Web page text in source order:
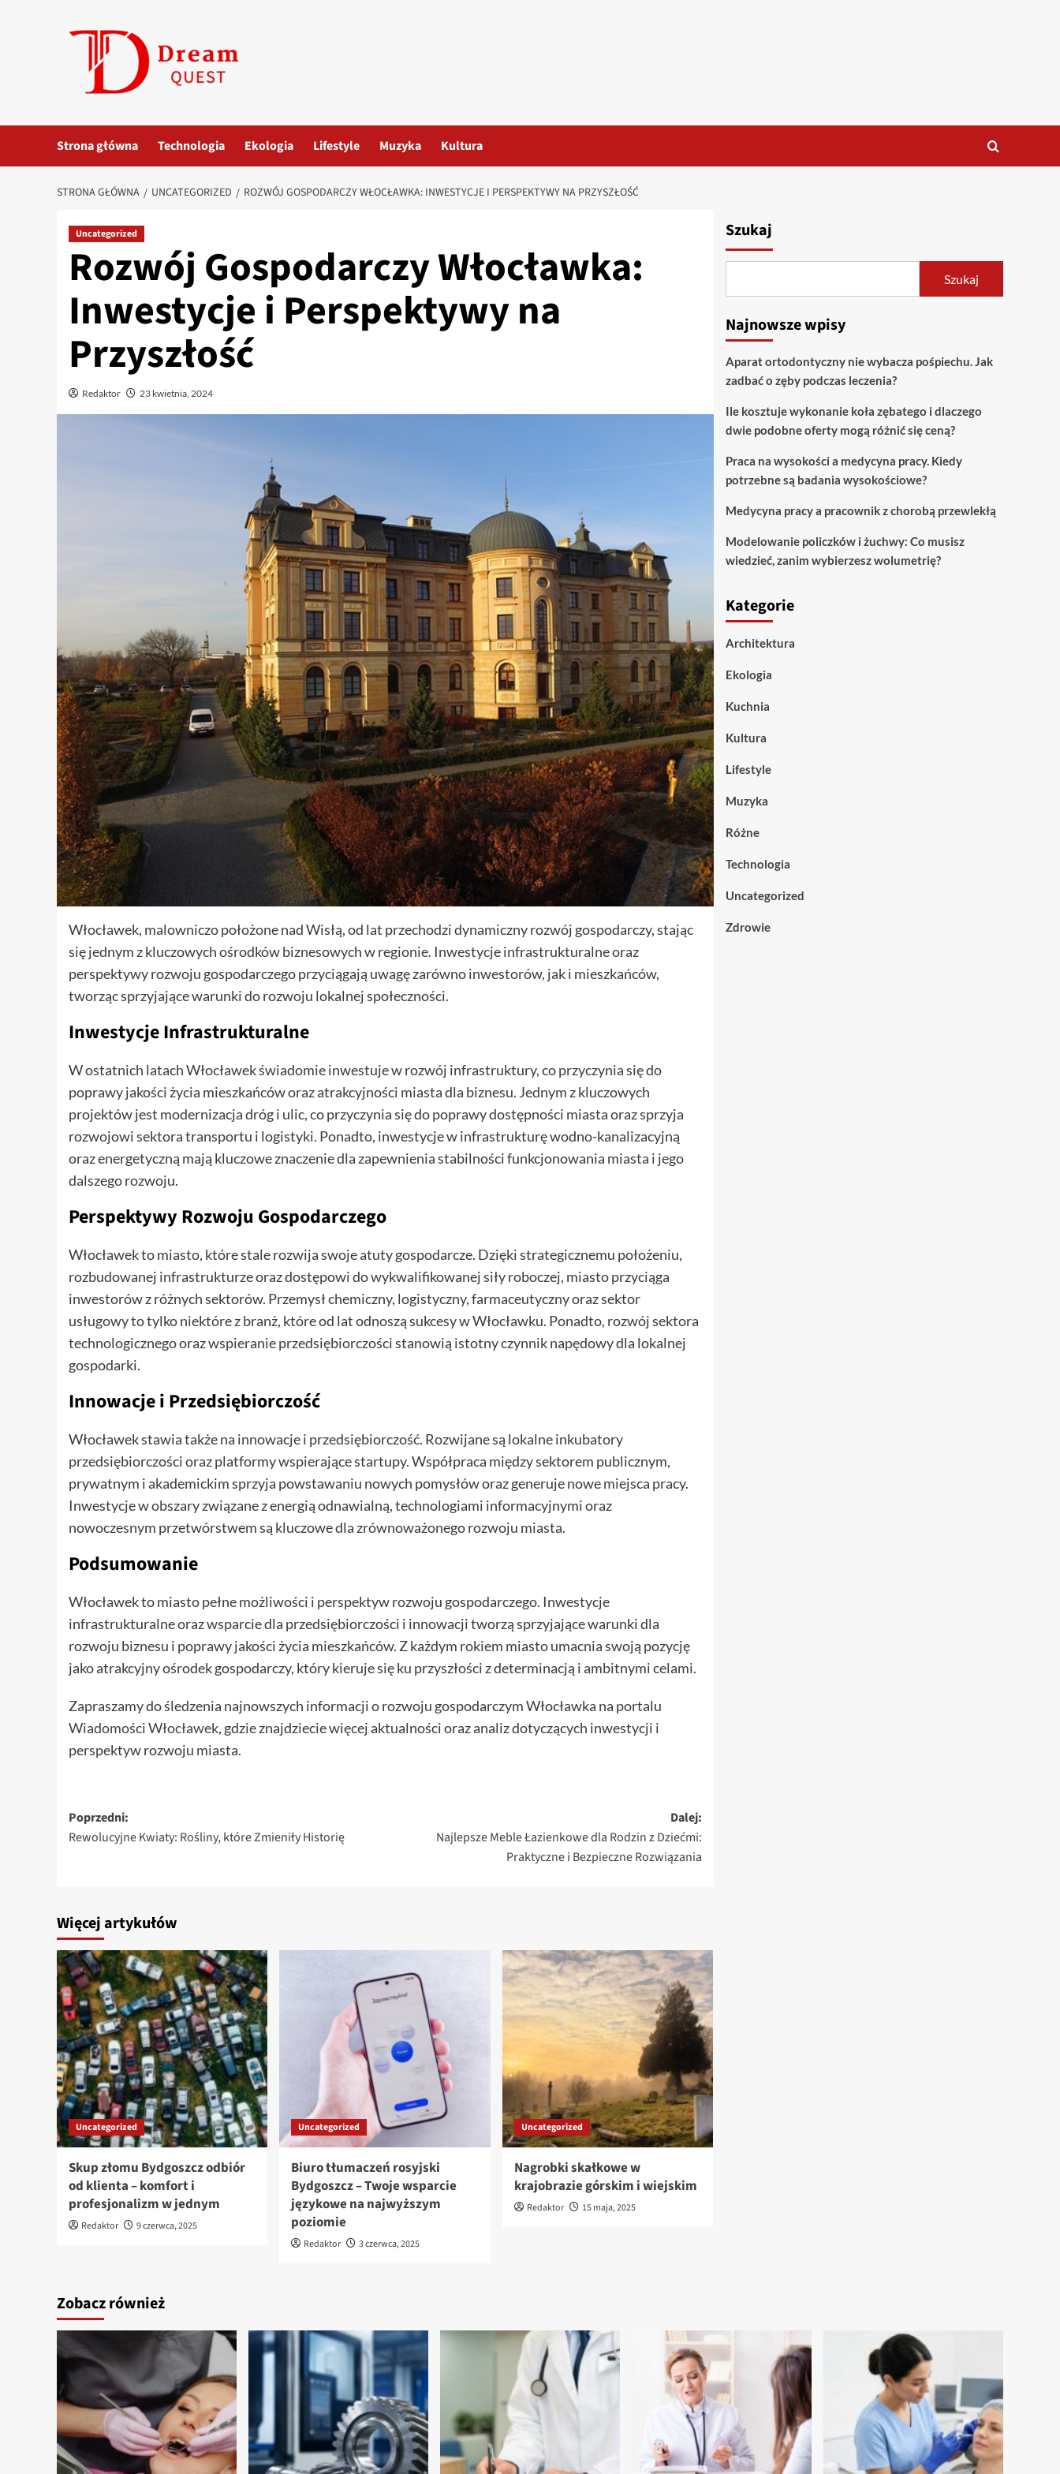
Strona główna Technologia Ekologia Lifestyle Muzyka Kultura
STRONA GŁÓWNA UNCATEGORIZED ROZWÓJ GOSPODARCZY WŁOCŁAWKA: INWESTYCJE I PERSPEKTYWY NA PRZYSZŁOŚĆ
Uncategorized
Rozwój Gospodarczy Włocławka:
Inwestycje i Perspektywy na
Przyszłość
Redaktor 23 kwietnia, 2024
Włocławek, malowniczo położone nad Wisłą, od lat przechodzi dynamiczny rozwój gospodarczy, stając
się jednym z kluczowych ośrodków biznesowych w regionie. Inwestycje infrastrukturalne oraz
perspektywy rozwoju gospodarczego przyciągają uwagę zarówno inwestorów, jak i mieszkańców,
tworząc sprzyjające warunki do rozwoju lokalnej społeczności.
Inwestycje Infrastrukturalne
W ostatnich latach Włocławek świadomie inwestuje w rozwój infrastruktury, co przyczynia się do
poprawy jakości życia mieszkańców oraz atrakcyjności miasta dla biznesu. Jednym z kluczowych
projektów jest modernizacja dróg i ulic, co przyczynia się do poprawy dostępności miasta oraz sprzyja
rozwojowi sektora transportu i logistyki. Ponadto, inwestycje w infrastrukturę wodno-kanalizacyjną
oraz energetyczną mają kluczowe znaczenie dla zapewnienia stabilności funkcjonowania miasta i jego
dalszego rozwoju.
Perspektywy Rozwoju Gospodarczego
Włocławek to miasto, które stale rozwija swoje atuty gospodarcze. Dzięki strategicznemu położeniu,
rozbudowanej infrastrukturze oraz dostępowi do wykwalifikowanej siły roboczej, miasto przyciąga
inwestorów z różnych sektorów. Przemysł chemiczny, logistyczny, farmaceutyczny oraz sektor
usługowy to tylko niektóre z branż, które od lat odnoszą sukcesy w Włocławku. Ponadto, rozwój sektora
technologicznego oraz wspieranie przedsiębiorczości stanowią istotny czynnik napędowy dla lokalnej
gospodarki.
Innowacje i Przedsiębiorczość
Włocławek stawia także na innowacje i przedsiębiorczość. Rozwijane są lokalne inkubatory
przedsiębiorczości oraz platformy wspierające startupy. Współpraca między sektorem publicznym,
prywatnym i akademickim sprzyja powstawaniu nowych pomysłów oraz generuje nowe miejsca pracy.
Inwestycje w obszary związane z energią odnawialną, technologiami informacyjnymi oraz
nowoczesnym przetwórstwem są kluczowe dla zrównoważonego rozwoju miasta.
Podsumowanie
Włocławek to miasto pełne możliwości i perspektyw rozwoju gospodarczego. Inwestycje
infrastrukturalne oraz wsparcie dla przedsiębiorczości i innowacji tworzą sprzyjające warunki dla
rozwoju biznesu i poprawy jakości życia mieszkańców. Z każdym rokiem miasto umacnia swoją pozycję
jako atrakcyjny ośrodek gospodarczy, który kieruje się ku przyszłości z determinacją i ambitnymi celami.
Zapraszamy do śledzenia najnowszych informacji o rozwoju gospodarczym Włocławka na portalu
Wiadomości Włocławek, gdzie znajdziecie więcej aktualności oraz analiz dotyczących inwestycji i
perspektyw rozwoju miasta.
Zobacz
wpisy
Poprzedni:
Rewolucyjne Kwiaty: Rośliny, które Zmieniły Historię
Dalej:
Najlepsze Meble Łazienkowe dla Rodzin z Dziećmi:
Praktyczne i Bezpieczne Rozwiązania
Więcej artykułów
Uncategorized
Skup złomu Bydgoszcz odbiór
od klienta – komfort i
profesjonalizm w jednym
Redaktor 9 czerwca, 2025
Uncategorized
Biuro tłumaczeń rosyjski
Bydgoszcz – Twoje wsparcie
językowe na najwyższym
poziomie
Redaktor 3 czerwca, 2025
Uncategorized
Nagrobki skałkowe w
krajobrazie górskim i wiejskim
Redaktor 15 maja, 2025
Szukaj
Szukaj
Najnowsze wpisy
Aparat ortodontyczny nie wybacza pośpiechu. Jak
zadbać o zęby podczas leczenia?
Ile kosztuje wykonanie koła zębatego i dlaczego
dwie podobne oferty mogą różnić się ceną?
Praca na wysokości a medycyna pracy. Kiedy
potrzebne są badania wysokościowe?
Medycyna pracy a pracownik z chorobą przewlekłą
Modelowanie policzków i żuchwy: Co musisz
wiedzieć, zanim wybierzesz wolumetrię?
Kategorie
Architektura
Ekologia
Kuchnia
Kultura
Lifestyle
Muzyka
Różne
Technologia
Uncategorized
Zdrowie
Zobacz również